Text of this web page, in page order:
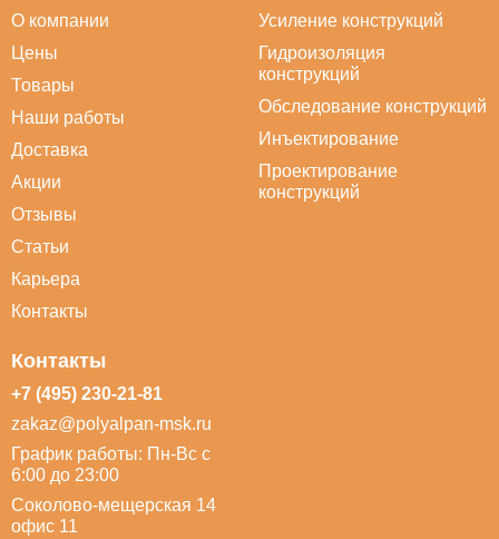
О компании
Цены
Товары
Наши работы
Доставка
Акции
Отзывы
Статьи
Карьера
Контакты
Усиление конструкций
Гидроизоляция
конструкций
Обследование конструкций
Инъектирование
Проектирование
конструкций
Контакты
+7 (495) 230-21-81
zakaz@polyalpan-msk.ru
График работы: Пн-Вс с
6:00 до 23:00
Соколово-мещерская 14
офис 11